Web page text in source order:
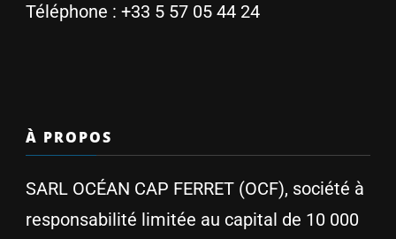
Téléphone : +33 5 57 05 44 24
À PROPOS
SARL OCÉAN CAP FERRET (OCF), société à
responsabilité limitée au capital de 10 000